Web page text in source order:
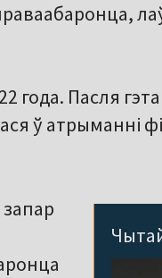
года. Пасля
ў атрыманні